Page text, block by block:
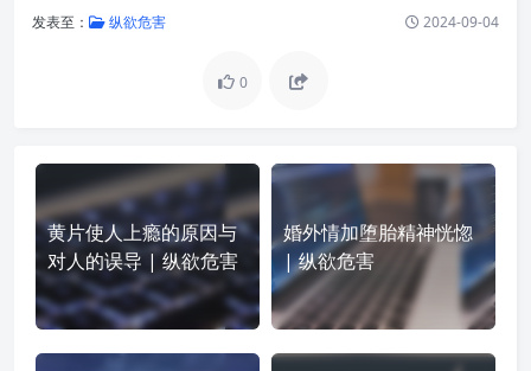
发表至： 纵欲危害 2024-09-04
0
黄片使人上瘾的原因与
对人的误导 | 纵欲危害
婚外情加堕胎精神恍惚
| 纵欲危害